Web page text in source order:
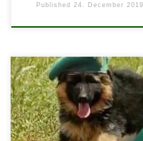
Published 24. December 2019.
Dragi svi evo bliži nam se
putem Vas pozivam na